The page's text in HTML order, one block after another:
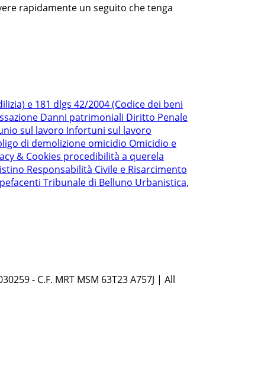
rapidamente un seguito che tenga
e 181 dlgs 42/2004 (Codice dei beni
Danni patrimoniali Diritto Penale
sul lavoro Infortuni sul lavoro
di demolizione omicidio Omicidio e
& Cookies procedibilità a querela
Responsabilità Civile e Risarcimento
Tribunale di Belluno Urbanistica,
- C.F. MRT MSM 63T23 A757J | All